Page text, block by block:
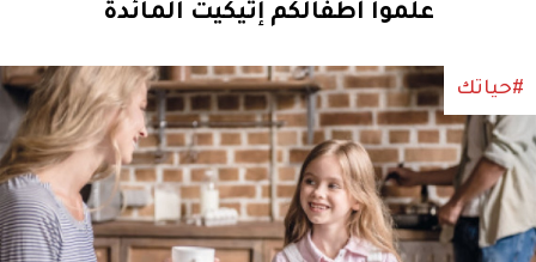
علموا أطفالكم إتيكيت المائدة
#حياتك